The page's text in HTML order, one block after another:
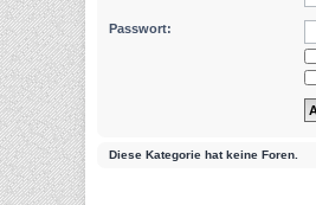
Passwort:
Diese Kategorie hat keine Foren.